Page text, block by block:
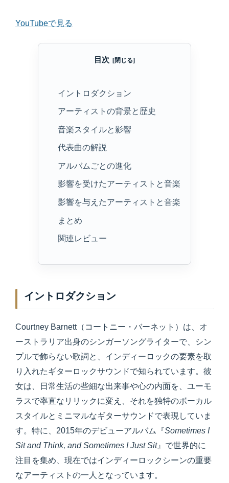
YouTubeで見る
目次
イントロダクション
アーティストの背景と歴史
音楽スタイルと影響
代表曲の解説
アルバムごとの進化
影響を受けたアーティストと音楽
影響を与えたアーティストと音楽
まとめ
関連レビュー
イントロダクション
Courtney Barnett（コートニー・バーネット）は、オ
ーストラリア出身のシンガーソングライターで、シン
プルで飾らない歌詞と、インディーロックの要素を取
り入れたギターロックサウンドで知られています。彼
女は、日常生活の些細な出来事や心の内面を、ユーモ
ラスで率直なリリックに変え、それを独特のボーカル
スタイルとミニマルなギターサウンドで表現していま
す。特に、2015年のデビューアルバム『Sometimes I
Sit and Think, and Sometimes I Just Sit』で世界的に
注目を集め、現在ではインディーロックシーンの重要
なアーティストの一人となっています。